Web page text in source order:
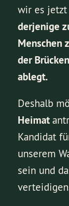
wir es jetzt
derjenige
Menschen
der
ablegt.
Deshalb
Heimat
Kandidat
unserem
sein und